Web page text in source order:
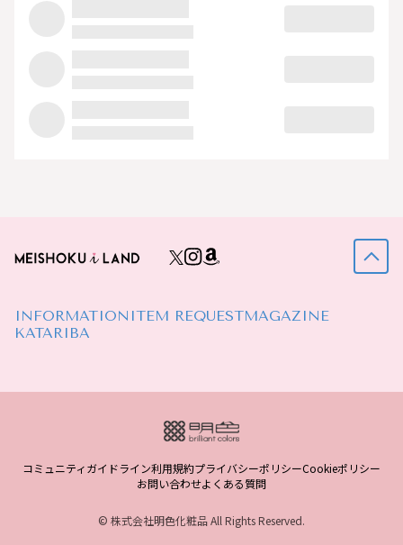
INFORMATION ITEM REQUESTMAGAZINE
KATARIBA
コミュニティガイドライン利用規約プライバシーポリシーCookieポリシー
お問い合わせよくある質問
© 株式会社明色化粧品 All Rights Reserved.